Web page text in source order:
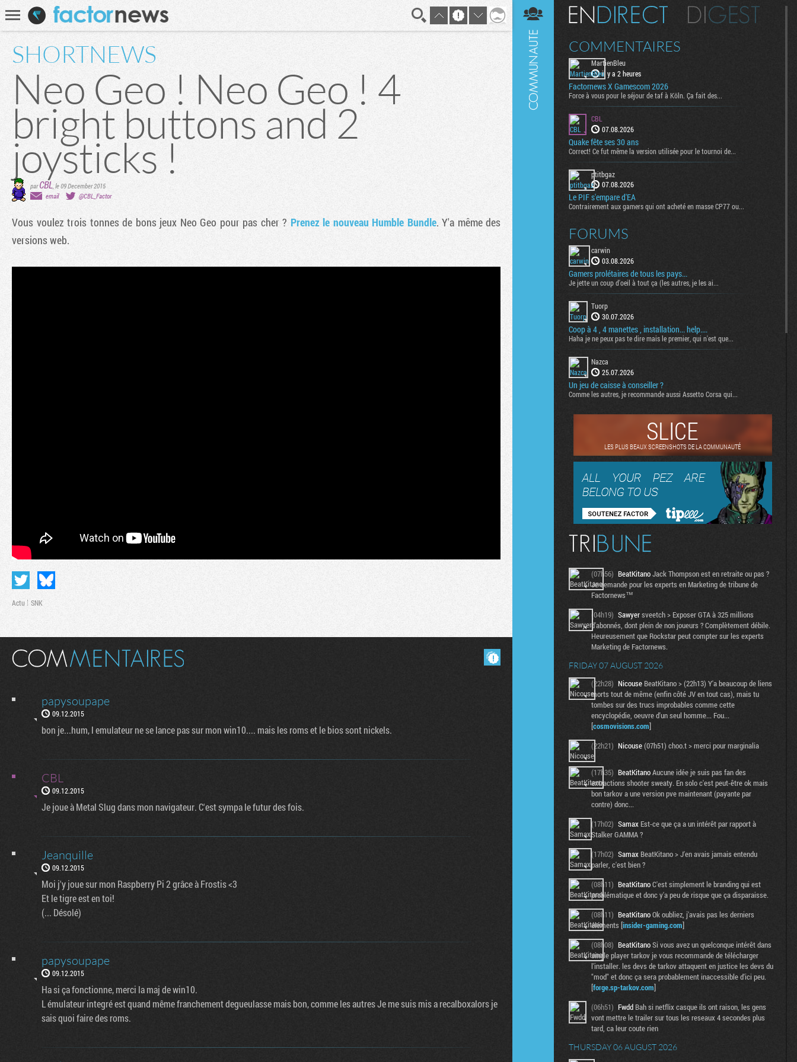
Recherche
SHORTNEWS
Neo Geo ! Neo Geo ! 4
bright buttons and 2
joysticks !
parCBL le 09 December 2015
email
@CBL_Factor
Vous voulez trois tonnes de bons jeux Neo Geo pour pas cher ? Prenez le nouveau Humble Bundle. Y'a même des
versions web.
Actu SNK
papysoupape
09.12.2015
bon je...hum, l emulateur ne se lance pas sur mon win10.... mais les roms et le bios sont nickels.
CBL
09.12.2015
Je joue à Metal Slug dans mon navigateur. C'est sympa le futur des fois.
Jeanquille
09.12.2015
Moi j'y joue sur mon Raspberry Pi 2 grâce à Frostis <3
Et le tigre est en toi!
(... Désolé)
papysoupape
09.12.2015
Ha si ça fonctionne, merci la maj de win10.
L émulateur integré est quand même franchement degueulasse mais bon, comme les autres Je me suis mis a recalboxalors je
sais quoi faire des roms.
En direct Digest
COMMENTAIRES
MartienBleu
il y a 2 heures
Factornews X Gamescom 2026
Force à vous pour le séjour de taf à Köln. Ça fait des...
CBL
07.08.2026
Quake fête ses 30 ans
Correct! Ce fut même la version utilisée pour le tournoi de...
ptitbgaz
07.08.2026
Le PIF s'empare d'EA
Contrairement aux gamers qui ont acheté en masse CP77 ou...
FORUMS
carwin
03.08.2026
Gamers prolétaires de tous les pays...
Je jette un coup d'oeil à tout ça (les autres, je les ai...
Tuorp
30.07.2026
Coop à 4 , 4 manettes , installation... help....
Haha je ne peux pas te dire mais le premier, qui n'est que...
Nazca
25.07.2026
Un jeu de caisse à conseiller ?
Comme les autres, je recommande aussi Assetto Corsa qui...
SLICE
LES PLUS BEAUX SCREENSHOTS DE LA COMMUNAUTÉ
(07h56) BeatKitanoJack Thompson est en retraite ou pas ?
Je demande pour les experts en Marketing de tribune de
Factornews™
(04h19) Sawyersveetch > Exposer GTA à 325 millions
d'abonnés, dont plein de non joueurs ? Complètement débile.
Heureusement que Rockstar peut compter sur les experts
Marketing de Factornews.
FRIDAY 07 AUGUST 2026
(22h28) Nicouse BeatKitano > (22h13) Y'a beaucoup de liens
morts tout de même (enfin côté JV en tout cas), mais tu
tombes sur des trucs improbables comme cette
encyclopédie, oeuvre d'un seul homme... Fou...
[cosmovisions.com]
(22h21) Nicouse(07h51) choo.t > merci pour marginalia
(17h35) BeatKitanoAucune idée je suis pas fan des
extractions shooter sweaty. En solo c'est peut-être ok mais
bon tarkov a une version pve maintenant (payante par
contre) donc...
(17h02) Samax Est-ce que ça a un intérêt par rapport à
Stalker GAMMA ?
(17h02) Samax BeatKitano > J'en avais jamais entendu
parler, c'est bien ?
(08h11) BeatKitanoC'est simplement le branding qui est
problématique et donc y'a peu de risque que ça disparaisse.
(08h11) BeatKitanoOk oubliez, j'avais pas les derniers
éléments [insider-gaming.com]
(08h08) BeatKitanoSi vous avez un quelconque intérêt dans
single player tarkov je vous recommande de télécharger
l'installer. les devs de tarkov attaquent en justice les devs du
"mod" et donc ça sera probablement inaccessible d'ici peu.
[forge.sp-tarkov.com]
(06h51) Fwdd Bah si netflix casque ils ont raison, les gens
vont mettre le trailer sur tous les reseaux 4 secondes plus
tard, ca leur coute rien
THURSDAY 06 AUGUST 2026